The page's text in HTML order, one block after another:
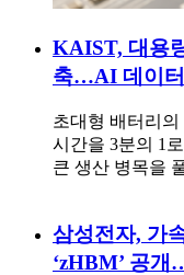
KAIST, 대용
축…AI 데이터
초대형 배터리
시간을 3분의 1
큰 생산 병목을
삼성전자, 가
‘zHBM’ 공